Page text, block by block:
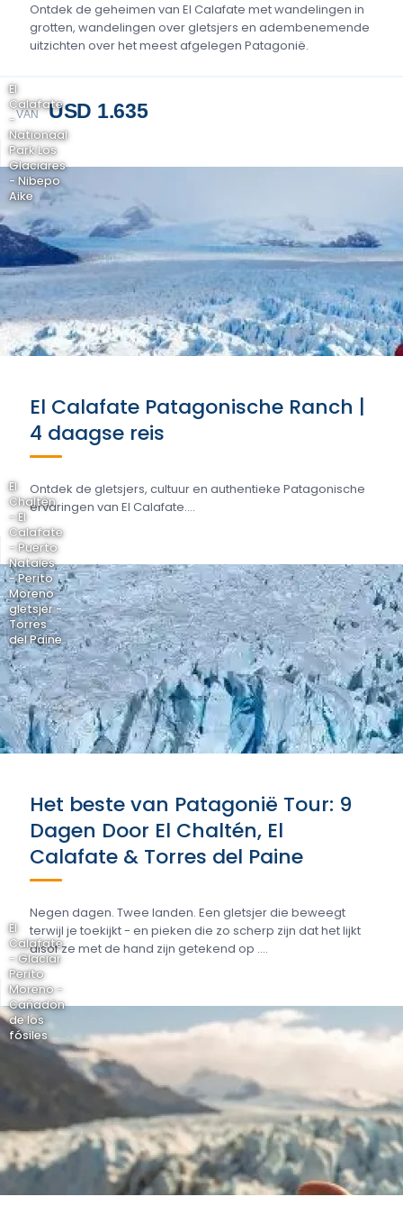
Ontdek de geheimen van El Calafate met wandelingen in
grotten, wandelingen over gletsjers en adembenemende
uitzichten over het meest afgelegen Patagonië.
VAN USD 1.635
El
Calafate
-
Nationaal
Park Los
Glaciares
- Nibepo
Aike
El Calafate Patagonische Ranch |
4 daagse reis
Ontdek de gletsjers, cultuur en authentieke Patagonische
ervaringen van El Calafate....
El
Chaltén
- El
Calafate
- Puerto
Natales
- Perito
Moreno
gletsjer -
Torres
del Paine
Het beste van Patagonië Tour: 9
Dagen Door El Chaltén, El
Calafate & Torres del Paine
Negen dagen. Twee landen. Een gletsjer die beweegt
terwijl je toekijkt - en pieken die zo scherp zijn dat het lijkt
alsof ze met de hand zijn getekend op ....
El
Calafate
- Glaciar
Perito
Moreno -
Cañadón
de los
fósiles